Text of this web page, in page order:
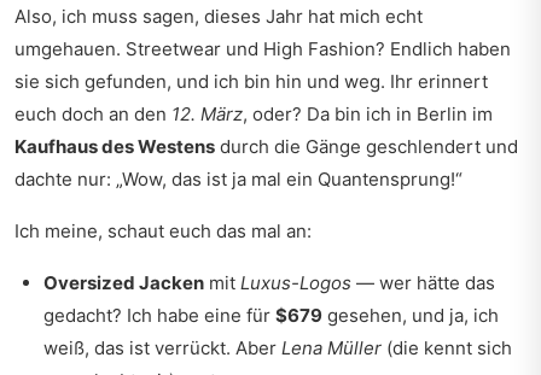
Also, ich muss sagen, dieses Jahr hat mich echt
umgehauen. Streetwear und High Fashion? Endlich haben
sie sich gefunden, und ich bin hin und weg. Ihr erinnert
euch doch an den 12. März, oder? Da bin ich in Berlin im
Kaufhaus des Westens durch die Gänge geschlendert und
dachte nur: „Wow, das ist ja mal ein Quantensprung!“
Ich meine, schaut euch das mal an:
Oversized Jacken mit Luxus-Logos — wer hätte das
gedacht? Ich habe eine für $679 gesehen, und ja, ich
weiß, das ist verrückt. Aber Lena Müller (die kennt sich